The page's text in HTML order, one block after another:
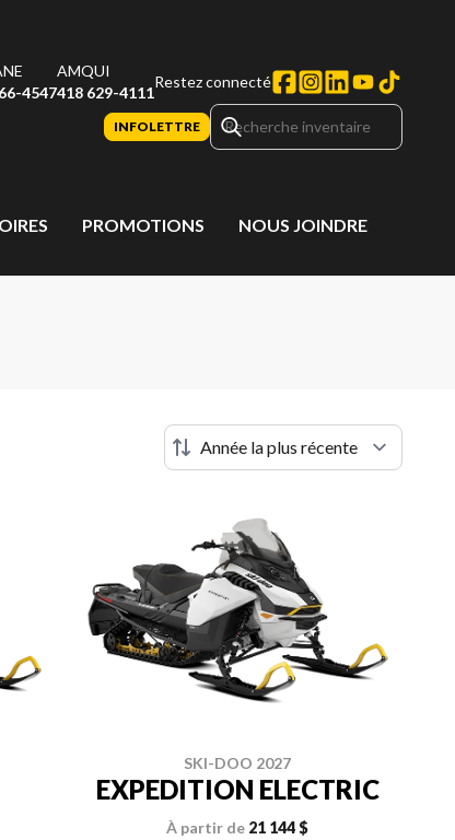
4547
AMQUI
418 629-4111
Restez connecté
INFOLETTRE
PROMOTIONS NOUS JOINDRE
SKI-DOO 2027
EXPEDITION ELECTRIC
À partir de 21 144 $